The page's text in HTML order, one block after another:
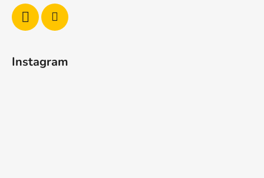
Instagram